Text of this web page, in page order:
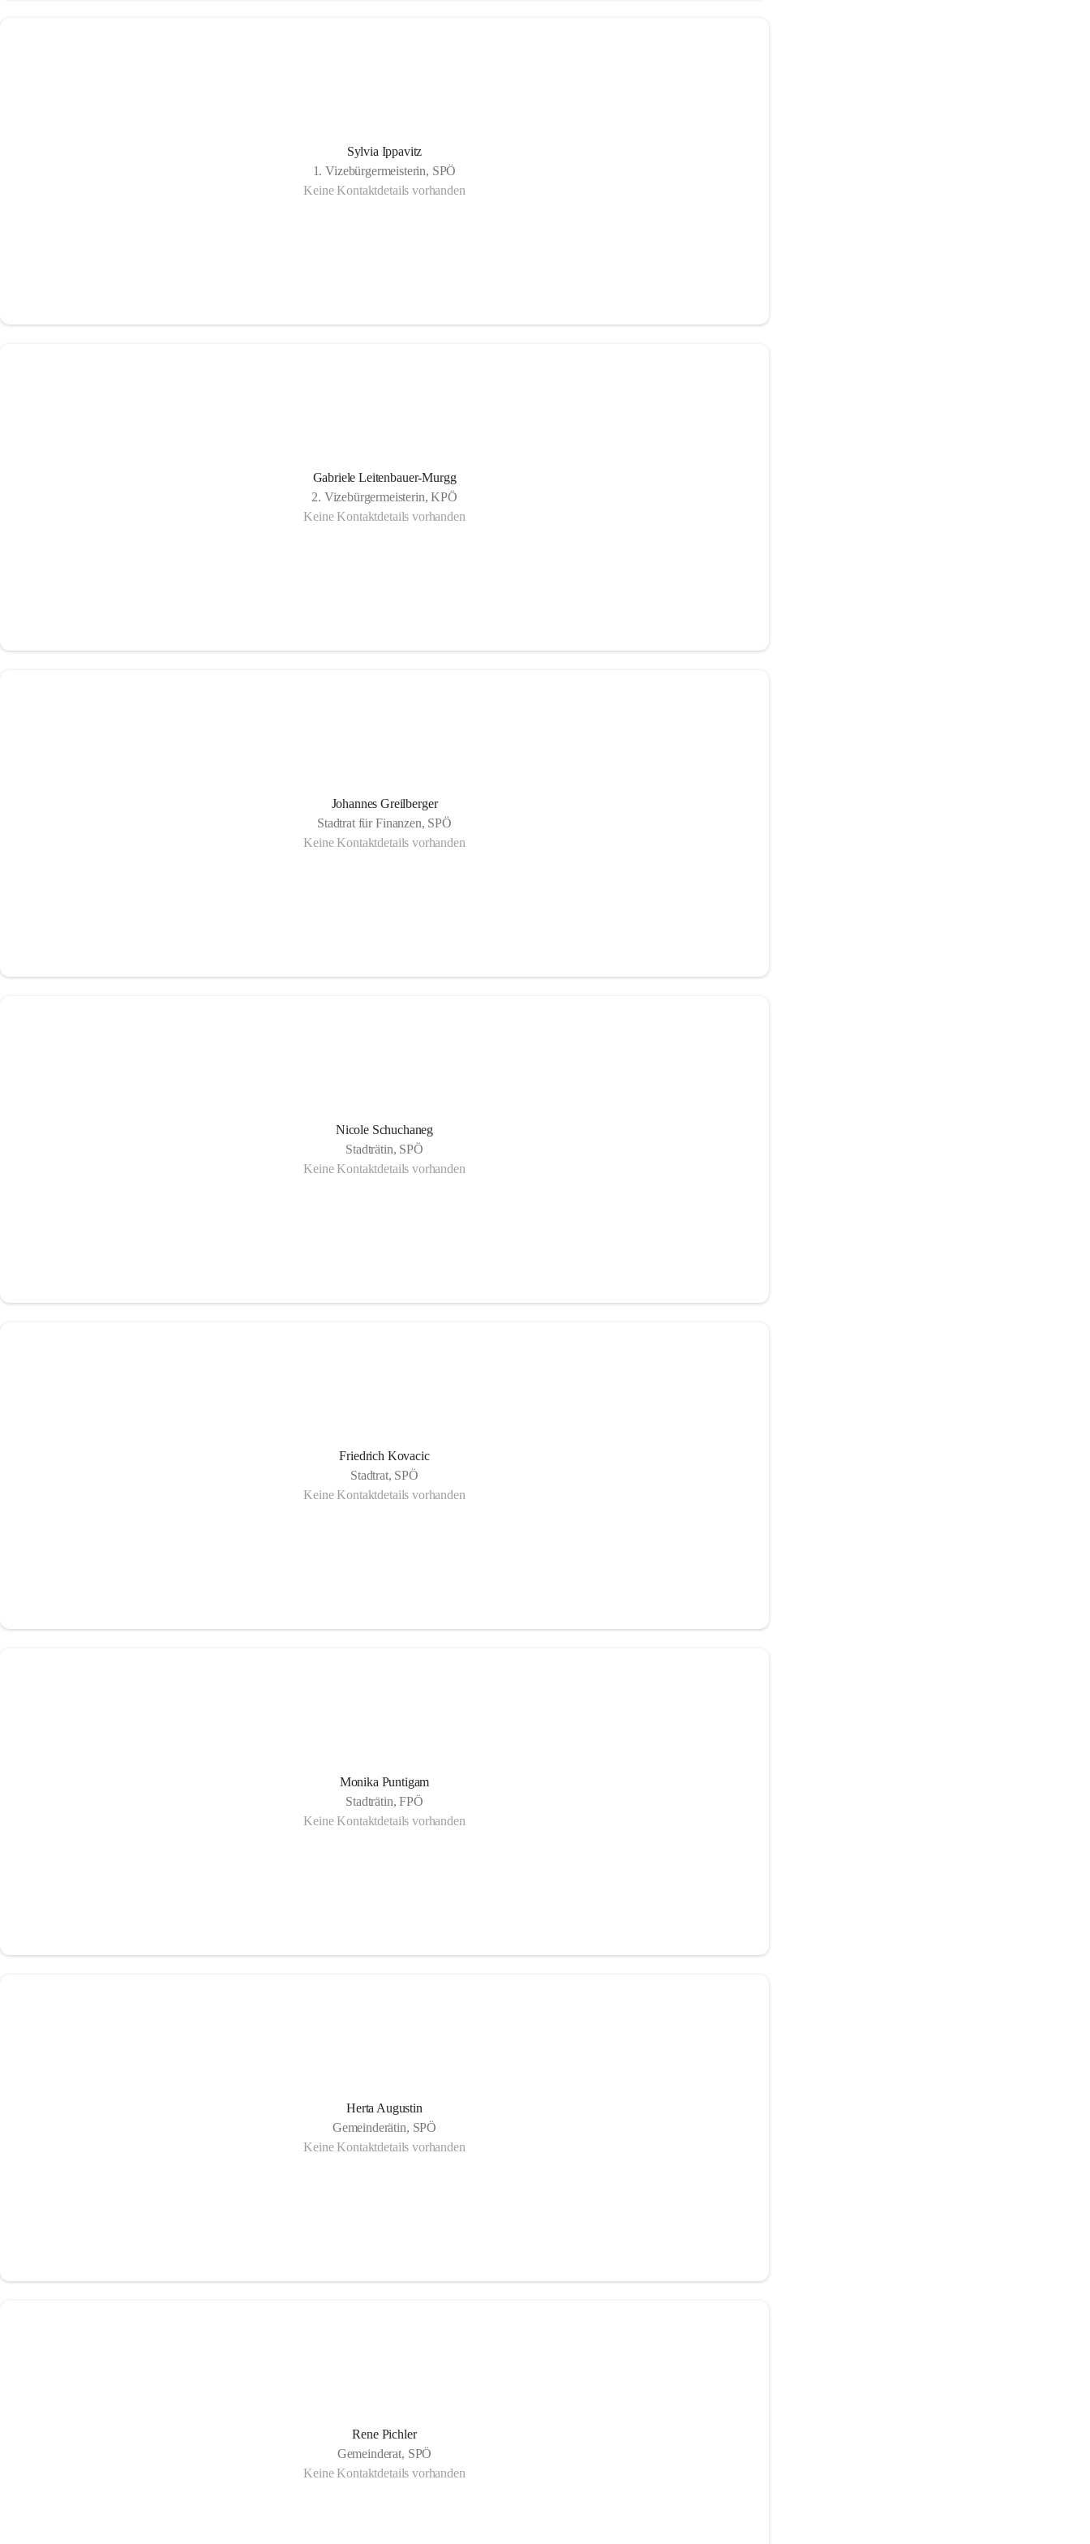
Sylvia Ippavitz
1. Vizebürgermeisterin, SPÖ
Keine Kontaktdetails vorhanden
Gabriele Leitenbauer-Murgg
2. Vizebürgermeisterin, KPÖ
Keine Kontaktdetails vorhanden
Johannes Greilberger
Stadtrat für Finanzen, SPÖ
Keine Kontaktdetails vorhanden
Nicole Schuchaneg
Stadträtin, SPÖ
Keine Kontaktdetails vorhanden
Friedrich Kovacic
Stadtrat, SPÖ
Keine Kontaktdetails vorhanden
Monika Puntigam
Stadträtin, FPÖ
Keine Kontaktdetails vorhanden
Herta Augustin
Gemeinderätin, SPÖ
Keine Kontaktdetails vorhanden
Rene Pichler
Gemeinderat, SPÖ
Keine Kontaktdetails vorhanden